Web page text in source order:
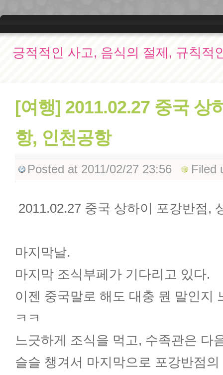
긍적적인 사고, 음식의 절제, 규칙적
[여행] 2011.02.27 중국 상
항, 인천공항
Posted at 2011/02/27 23:56 Filed
2011.02.27 중국 상하이 포강반점,
마지막날.
마지막 조식부페가 기다리고 있다.
이젠 중국말로 해도 대충 뭔 말인지
ㅋㅋ
느긋하게 조식을 먹고, 수족관은 다
슬슬 챙겨서 마지막으로 포강반점